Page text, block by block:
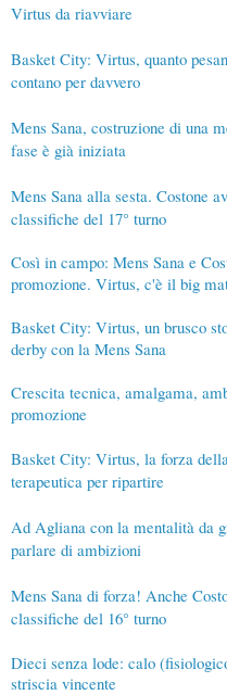
Virtus da riavviare
Basket City: Virtus, quanto
contano per davvero
Mens Sana, costruzione di una
fase è già iniziata
Mens Sana alla sesta. Costone
classifiche del 17° turno
Così in campo: Mens Sana e
promozione. Virtus, c'è il big
Basket City: Virtus, un brusco
derby con la Mens Sana
Crescita tecnica, amalgama,
promozione
Basket City: Virtus, la forza
terapeutica per ripartire
Ad Agliana con la mentalità da
parlare di ambizioni
Mens Sana di forza! Anche
classifiche del 16° turno
Dieci senza lode: calo
striscia vincente